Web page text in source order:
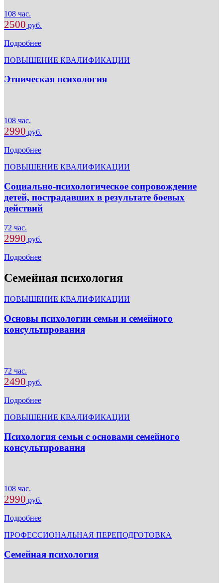
108 час.
2500 руб.
Подробнее
ПОВЫШЕНИЕ КВАЛИФИКАЦИИ
Этническая психология
108 час.
2990 руб.
Подробнее
ПОВЫШЕНИЕ КВАЛИФИКАЦИИ
Социально-психологическое сопровождение
детей, пострадавших в результате боевых
действий
72 час.
2990 руб.
Подробнее
Семейная психология
ПОВЫШЕНИЕ КВАЛИФИКАЦИИ
Основы психологии семьи и семейного
консультирования
72 час.
2490 руб.
Подробнее
ПОВЫШЕНИЕ КВАЛИФИКАЦИИ
Психология семьи с основами семейного
консультирования
108 час.
2990 руб.
Подробнее
ПРОФЕССИОНАЛЬНАЯ ПЕРЕПОДГОТОВКА
Семейная психология